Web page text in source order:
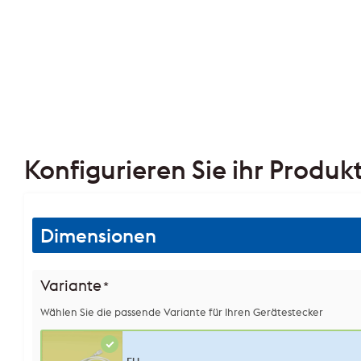
Konfigurieren Sie ihr
Dimensionen
Variante*
Wählen Sie die passende Variante für Ihren Gerätestecker